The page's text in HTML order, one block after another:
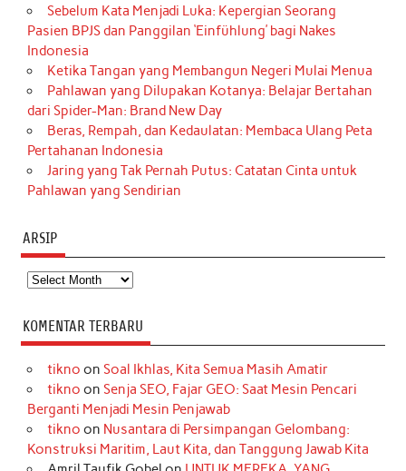
Sebelum Kata Menjadi Luka: Kepergian Seorang
Pasien BPJS dan Panggilan ‘Einfühlung’ bagi Nakes
Indonesia
Ketika Tangan yang Membangun Negeri Mulai Menua
Pahlawan yang Dilupakan Kotanya: Belajar Bertahan
dari Spider-Man: Brand New Day
Beras, Rempah, dan Kedaulatan: Membaca Ulang Peta
Pertahanan Indonesia
Jaring yang Tak Pernah Putus: Catatan Cinta untuk
Pahlawan yang Sendirian
ARSIP
Arsip
KOMENTAR TERBARU
tikno on Soal Ikhlas, Kita Semua Masih Amatir
tikno on Senja SEO, Fajar GEO: Saat Mesin Pencari
Berganti Menjadi Mesin Penjawab
tikno on Nusantara di Persimpangan Gelombang:
Konstruksi Maritim, Laut Kita, dan Tanggung Jawab Kita